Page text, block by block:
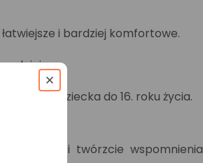
i bardziej komfortowe.
1 dziecka do 16. roku życia.
miejsca i twórzcie wspomnienia